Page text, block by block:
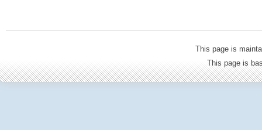
This page is
This page is